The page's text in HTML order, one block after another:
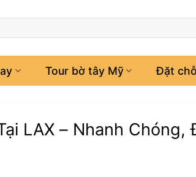
Tour bờ tây Mỹ Đặt
LAX – Nhanh Chóng,